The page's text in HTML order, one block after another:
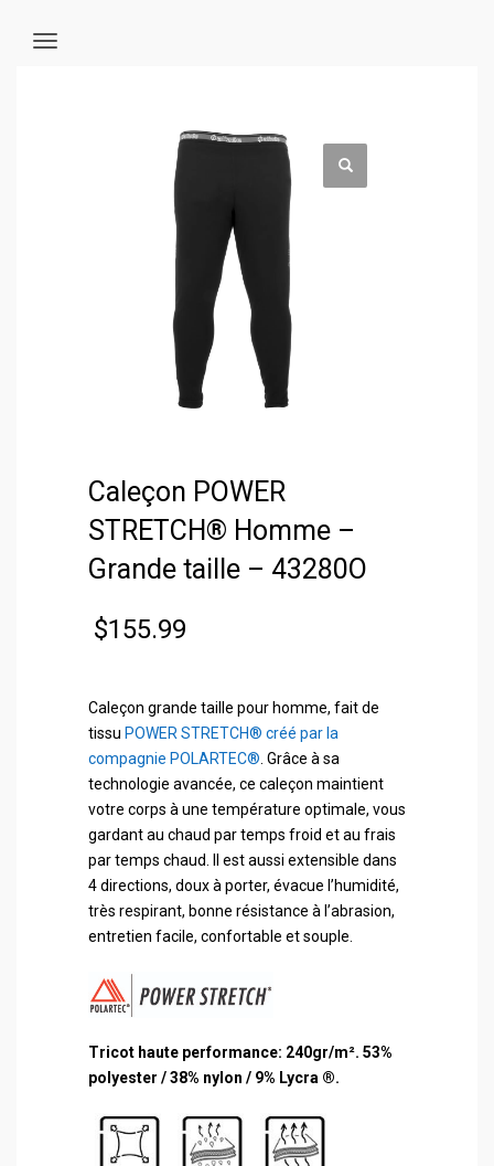
Caleçon POWER
STRETCH® Homme –
Grande taille – 43280O
$155.99
Caleçon grande taille pour homme, fait de
tissu POWER STRETCH® créé par la
compagnie POLARTEC® . Grâce à sa
technologie avancée, ce caleçon maintient
votre corps à une température optimale, vous
gardant au chaud par temps froid et au frais
par temps chaud. Il est aussi extensible dans
4 directions, doux à porter, évacue l’humidité,
très respirant, bonne résistance à l’abrasion,
entretien facile, confortable et souple.
Tricot haute performance: 240gr/m². 53%
polyester / 38% nylon / 9% Lycra ®.